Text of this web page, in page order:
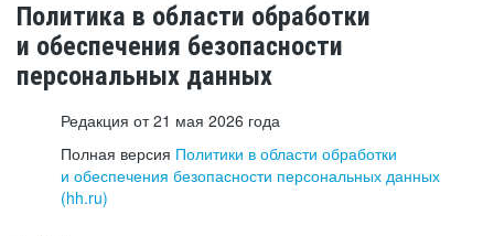
Политика в области обработки
и обеспечения безопасности
персональных данных
Редакция от 21 мая 2026 года
Полная версия Политики в области обработки
и обеспечения безопасности персональных данных
(hh.ru)